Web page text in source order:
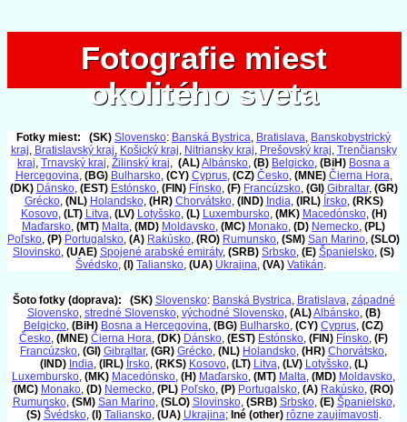
Fotografie miest
okolitého sveta
Fotografie miest
okolitého sveta
Fotky miest: (SK) Slovensko: Banská Bystrica, Bratislava, Banskobystrický
kraj, Bratislavský kraj, Košický kraj, Nitriansky kraj, Prešovský kraj, Trenčiansky
kraj, Trnavský kraj, Žilinský kraj, (AL)Albánsko, (B) Belgicko, (BiH) Bosna a
Hercegovina, (BG) Bulharsko, (CY) Cyprus, (CZ) Česko, (MNE) Čierna Hora,
(DK) Dánsko, (EST) Estónsko, (FIN) Fínsko, (F) Francúzsko, (GI) Gibraltar, (GR)
Grécko, (NL) Holandsko, (HR) Chorvátsko, (IND) India, (IRL) Írsko, (RKS)
Kosovo, (LT) Litva, (LV) Lotyšsko, (L) Luxembursko, (MK) Macedónsko, (H)
Maďarsko, (MT) Malta, (MD) Moldavsko, (MC) Monako, (D) Nemecko, (PL)
Poľsko, (P) Portugalsko, (A) Rakúsko, (RO) Rumunsko, (SM) San Marino, (SLO)
Slovinsko, (UAE) Spojené arabské emiráty, (SRB) Srbsko, (E) Španielsko, (S)
Švédsko, (I) Taliansko, (UA) Ukrajina, (VA) Vatikán.
Šoto fotky (doprava): (SK) Slovensko: Banská Bystrica, Bratislava, západné
Slovensko, stredné Slovensko, východné Slovensko, (AL)Albánsko, (B)
Belgicko, (BiH) Bosna a Hercegovina, (BG) Bulharsko, (CY) Cyprus, (CZ)
Česko, (MNE) Čierna Hora, (DK) Dánsko, (EST) Estónsko, (FIN) Fínsko, (F)
Francúzsko, (GI) Gibraltar, (GR) Grécko, (NL) Holandsko, (HR) Chorvátsko,
(IND) India, (IRL) Írsko, (RKS) Kosovo, (LT) Litva, (LV) Lotyšsko, (L)
Luxembursko, (MK) Macedónsko, (H) Maďarsko, (MT) Malta, (MD) Moldavsko,
(MC) Monako, (D) Nemecko, (PL) Poľsko, (P) Portugalsko, (A) Rakúsko, (RO)
Rumunsko, (SM) San Marino, (SLO) Slovinsko, (SRB) Srbsko, (E) Španielsko,
(S) Švédsko, (I) Taliansko, (UA) Ukrajina; Iné (other) rôzne zaujímavosti.